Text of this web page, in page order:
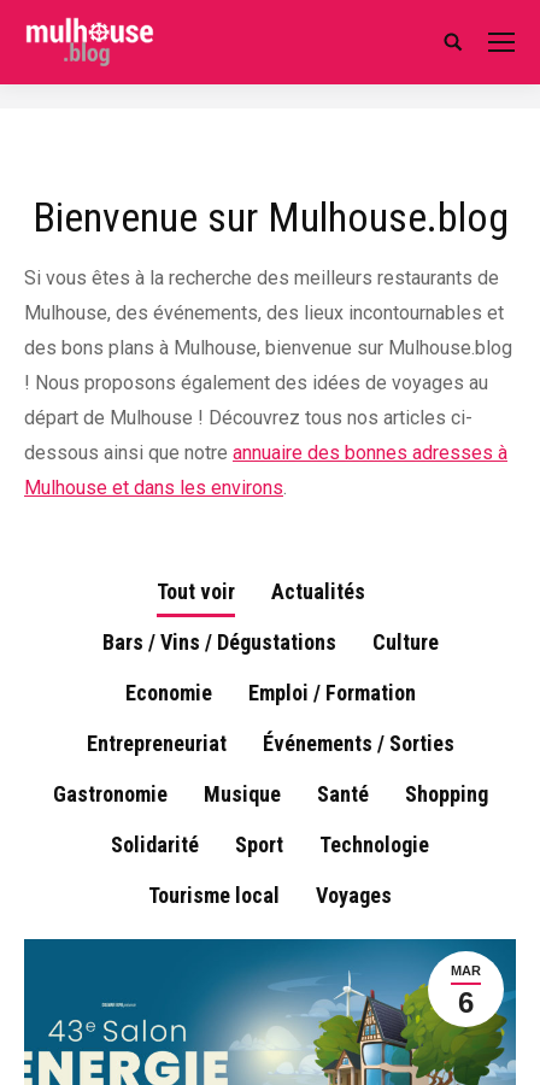
Search:
Bienvenue sur Mulhouse.blog
Si vous êtes à la recherche des meilleurs restaurants de
Mulhouse, des événements, des lieux incontournables et
des bons plans à Mulhouse, bienvenue sur Mulhouse.blog
! Nous proposons également des idées de voyages au
départ de Mulhouse ! Découvrez tous nos articles ci-
dessous ainsi que notre annuaire des bonnes adresses à
Mulhouse et dans les environs.
Tout voir
Actualités
Bars / Vins / Dégustations
Culture
Economie
Emploi / Formation
Entrepreneuriat
Événements / Sorties
Gastronomie
Musique Santé
Shopping
Solidarité
Sport
Technologie
Tourisme local
Voyages
MAR
6